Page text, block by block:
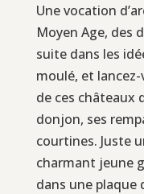
Une vocation
Moyen Age, des
suite dans les
moulé, et
de ces châteaux
donjon, ses
courtines. Juste
charmant jeune
dans une plaque